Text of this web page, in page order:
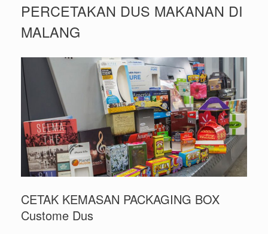
PERCETAKAN DUS MAKANAN DI
MALANG
CETAK KEMASAN PACKAGING BOX
Custome Dus